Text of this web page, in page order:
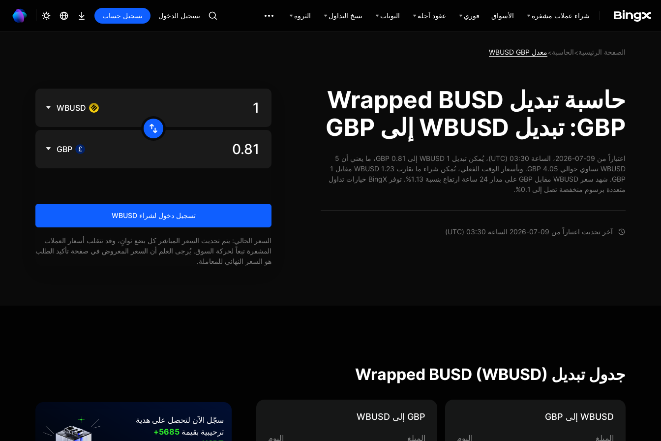
شراء عملات مشفرة الأسواق فوري عقود آجلة البوتات نسخ التداول الثروة تسجيل الدخول تسجيل حساب
الصفحة الرئيسية>الحاسبة>معدل WBUSD GBP
حاسبة تبديل Wrapped BUSD
GBP: تبديل WBUSD إلى GBP
اعتباراً من 09-07-2026، الساعة 03:30 (UTC)، يُمكن تبديل 1 WBUSD إلى 0.81 GBP، ما يعني أن 5
WBUSD تساوي حوالي 4.05 GBP. وبأسعار الوقت الفعلي، يُمكن شراء ما يقارب 1.23 WBUSD مقابل 1
GBP. شهد سعر WBUSD مقابل GBP على مدار 24 ساعة ارتفاع بنسبة 1.13%. توفر BingX خيارات تداول
متعددة برسوم منخفضة تصل إلى 0.1%.
آخر تحديث اعتباراً من 09-07-2026 الساعة 03:30 (UTC)
WBUSD
GBP
تسجيل دخول لشراء WBUSD
السعر الحالي: يتم تحديث السعر المباشر كل بضع ثوانٍ، وقد تتقلب أسعار العملات
المشفرة تبعاً لحركة السوق. يُرجى العلم أن السعر المعروض في صفحة تأكيد الطلب
هو السعر النهائي للمعاملة.
جدول تبديل Wrapped BUSD (WBUSD)
WBUSD إلى GBP
المبلغ اليوم
GBP إلى WBUSD
المبلغ اليوم
سجّل الآن لتحصل على هدية
ترحيبية بقيمة
5685+